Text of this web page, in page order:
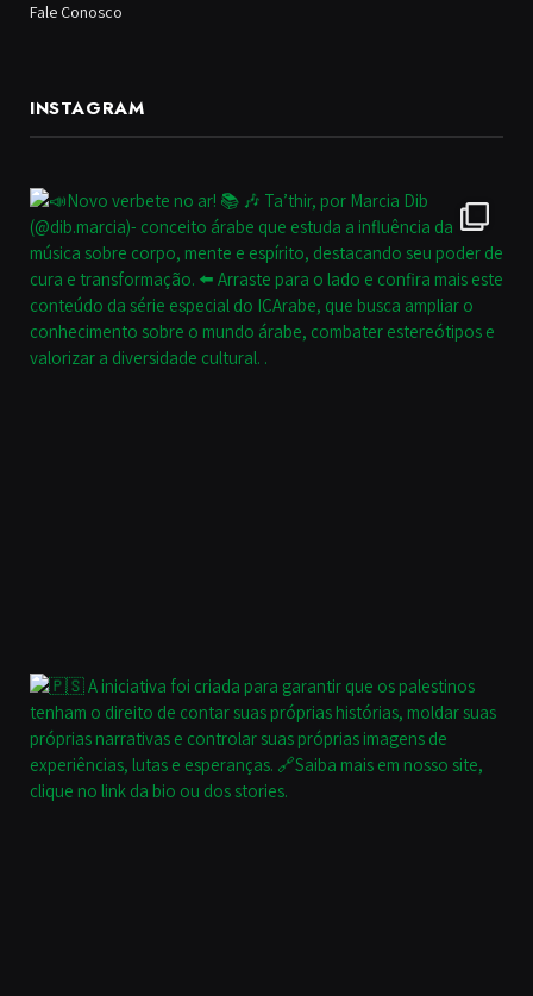
Fale Conosco
INSTAGRAM